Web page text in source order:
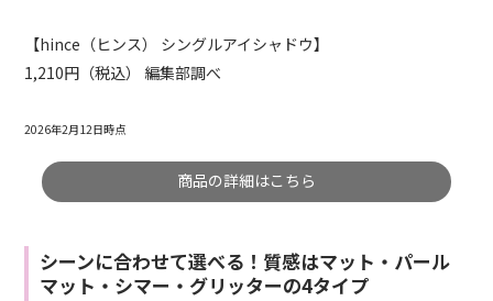
【hince（ヒンス） シングルアイシャドウ】
1,210円（税込） 編集部調べ
2026年2月12日時点
商品の詳細はこちら
シーンに合わせて選べる！質感はマット・パール
マット・シマー・グリッターの4タイプ